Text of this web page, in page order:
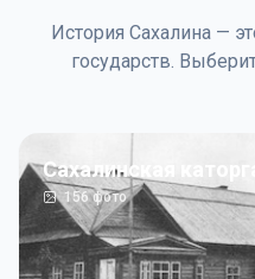
История Сахалина —
государств.
Сахалинская
156фото